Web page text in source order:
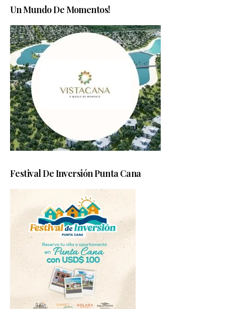
Un Mundo De Momentos!
Festival De Inversión Punta Cana